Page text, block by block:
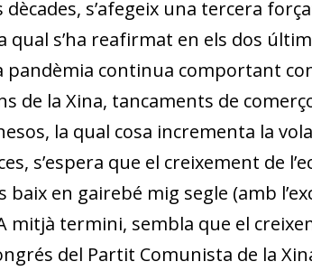
s’afegeix una tercera
qual s’ha reafirmat en els dos
pandèmia continua comportant
de la Xina, tancaments de
la qual cosa incrementa la
s’espera que el creixement de
baix en gairebé mig segle (amb
mitjà termini, sembla que el
del Partit Comunista de la